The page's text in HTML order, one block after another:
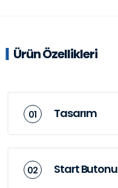
Ürün Özellikleri
Tasarım
Start Butonu